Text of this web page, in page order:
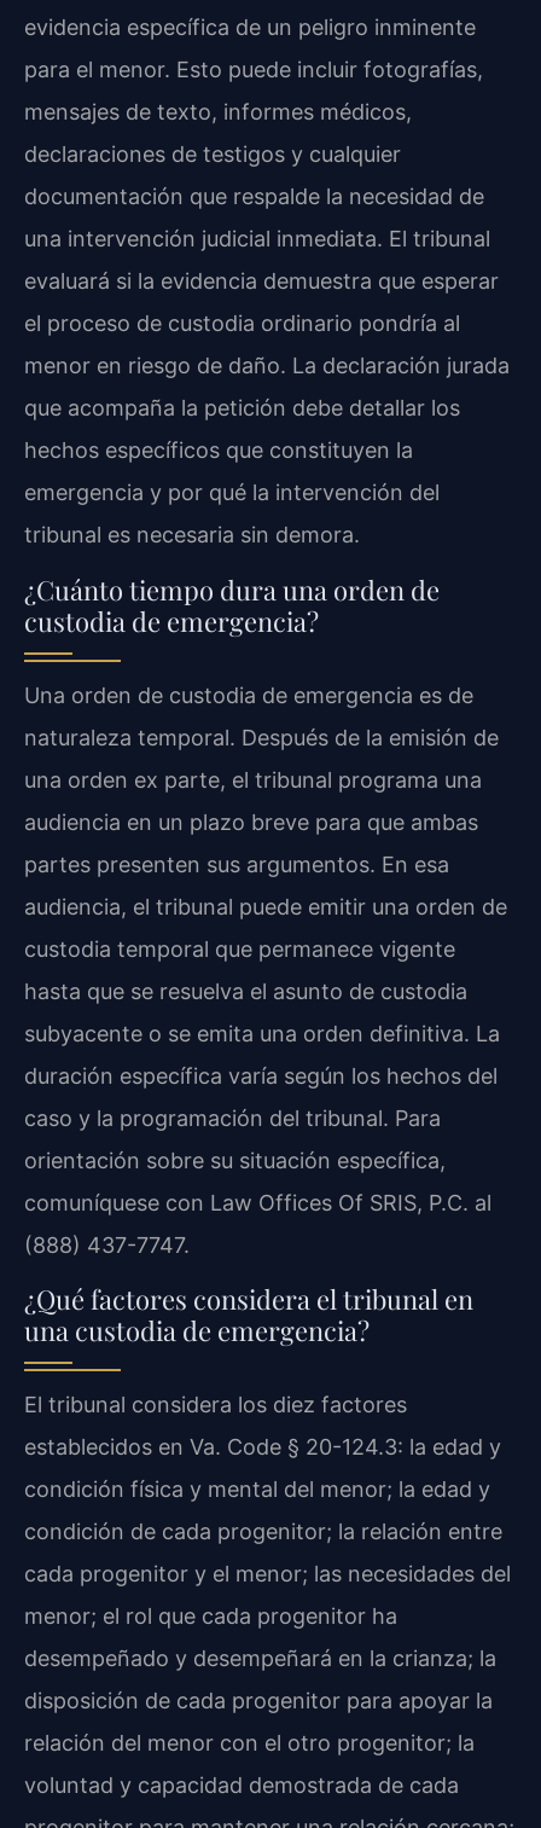
evidencia específica de un peligro inminente
para el menor. Esto puede incluir fotografías,
mensajes de texto, informes médicos,
declaraciones de testigos y cualquier
documentación que respalde la necesidad de
una intervención judicial inmediata. El tribunal
evaluará si la evidencia demuestra que esperar
el proceso de custodia ordinario pondría al
menor en riesgo de daño. La declaración jurada
que acompaña la petición debe detallar los
hechos específicos que constituyen la
emergencia y por qué la intervención del
tribunal es necesaria sin demora.
¿Cuánto tiempo dura una orden de
custodia de emergencia?
Una orden de custodia de emergencia es de
naturaleza temporal. Después de la emisión de
una orden ex parte, el tribunal programa una
audiencia en un plazo breve para que ambas
partes presenten sus argumentos. En esa
audiencia, el tribunal puede emitir una orden de
custodia temporal que permanece vigente
hasta que se resuelva el asunto de custodia
subyacente o se emita una orden definitiva. La
duración específica varía según los hechos del
caso y la programación del tribunal. Para
orientación sobre su situación específica,
comuníquese con Law Offices Of SRIS, P.C. al
(888) 437-7747.
¿Qué factores considera el tribunal en
una custodia de emergencia?
El tribunal considera los diez factores
establecidos en Va. Code § 20-124.3: la edad y
condición física y mental del menor; la edad y
condición de cada progenitor; la relación entre
cada progenitor y el menor; las necesidades del
menor; el rol que cada progenitor ha
desempeñado y desempeñará en la crianza; la
disposición de cada progenitor para apoyar la
relación del menor con el otro progenitor; la
voluntad y capacidad demostrada de cada